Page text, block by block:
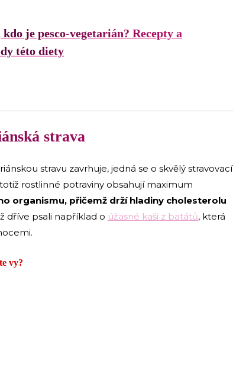
je pesco-vegetarián? Recepty a
této diety
strava
stravu zavrhuje, jedná se o skvělý stravovací
rostlinné potraviny obsahují maximum
organismu, přičemž drží hladiny cholesterolu
dříve psali například o úžasné kaši z batátů, která
vy?